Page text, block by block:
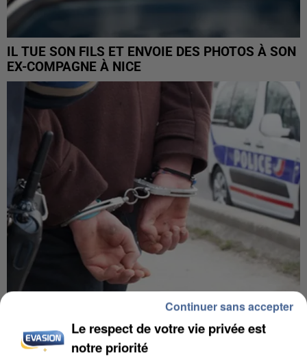
IL TUE SON FILS ET ENVOIE DES PHOTOS À SON
EX-COMPAGNE À NICE
L’UN DES FONDATEURS SUPPOSÉS DE LA DZ
MAFIA INTERPELLÉ EN ALGÉRIE
Le respect de votre vie privée est
notre priorité
Continuer sans accepter